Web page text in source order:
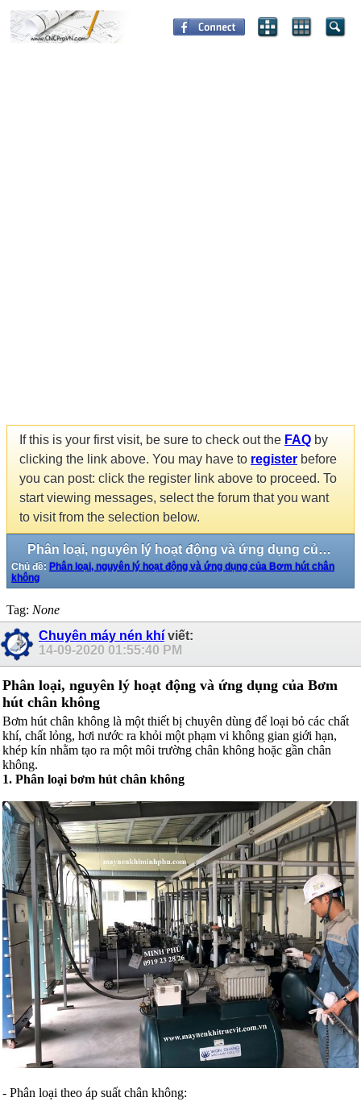
If this is your first visit, be sure to check out the FAQ by
clicking the link above. You may have to register before
you can post: click the register link above to proceed. To
start viewing messages, select the forum that you want
to visit from the selection below.
Phân loại, nguyên lý hoạt động và ứng dụng của Bơm hút chân không
Chủ đề: Phân loại, nguyên lý hoạt động và ứng dụng của Bơm hút chân
không
Tag: None
Chuyên máy nén khí viết:
14-09-2020 01:55:40 PM
Phân loại, nguyên lý hoạt động và ứng dụng của Bơm
hút chân không
Bơm hút chân không là một thiết bị chuyên dùng để loại bỏ các chất
khí, chất lỏng, hơi nước ra khỏi một phạm vi không gian giới hạn,
khép kín nhằm tạo ra một môi trường chân không hoặc gần chân
không.
1. Phân loại bơm hút chân không
- Phân loại theo áp suất chân không: